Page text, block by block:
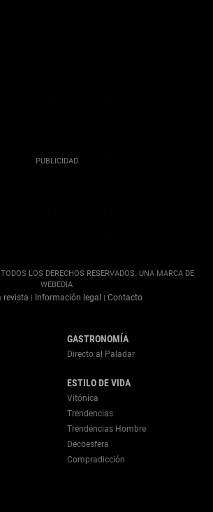
LOS DERECHOS RESERVADOS. UNA MARCA DE
WEBEDIA
revista | Información legal | Contacto
GASTRONOMÍA
Directo al Paladar
ESTILO DE VIDA
Vitónica
Trendencias
Trendencias Hombre
Decoesfera
Compradicción